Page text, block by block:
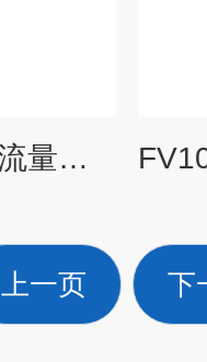
FV10气体蒸汽涡街流量计报价表
上一页 下